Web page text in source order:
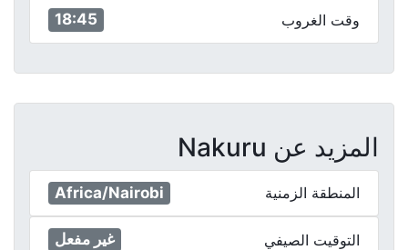
وقت الغروب 18:45
المزيد عن Nakuru
المنطقة الزمنية Africa/Nairobi
التوقيت الصيفي غير مفعل